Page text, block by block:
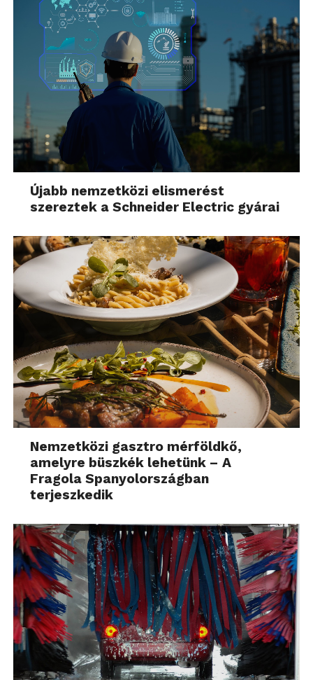
Újabb nemzetközi elismerést
szereztek a Schneider Electric gyárai
Nemzetközi gasztro mérföldkő,
amelyre büszkék lehetünk – A
Fragola Spanyolországban
terjeszkedik